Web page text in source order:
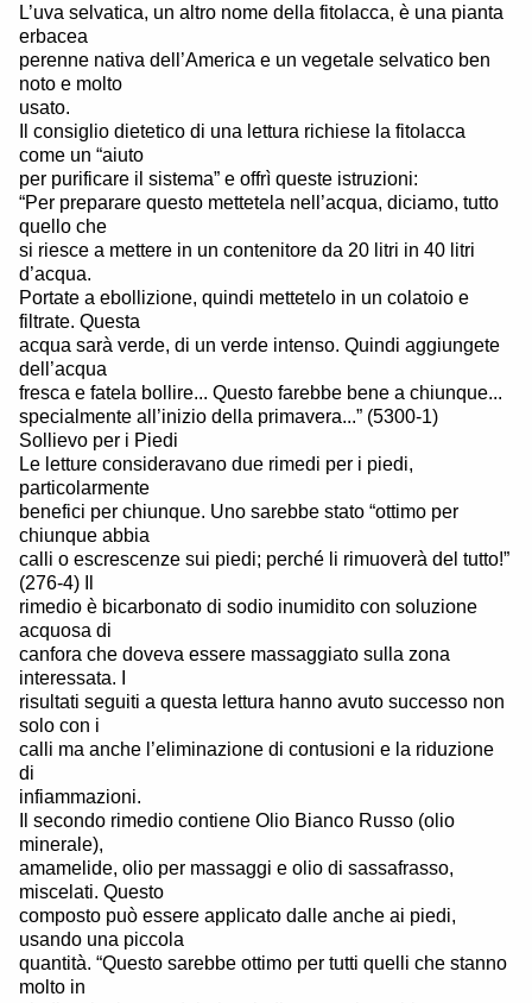
L’uva selvatica, un altro nome della fitolacca, è una pianta
erbacea
perenne nativa dell’America e un vegetale selvatico ben
noto e molto
usato.
Il consiglio dietetico di una lettura richiese la fitolacca
come un “aiuto
per purificare il sistema” e offrì queste istruzioni:
“Per preparare questo mettetela nell’acqua, diciamo, tutto
quello che
si riesce a mettere in un contenitore da 20 litri in 40 litri
d’acqua.
Portate a ebollizione, quindi mettetelo in un colatoio e
filtrate. Questa
acqua sarà verde, di un verde intenso. Quindi aggiungete
dell’acqua
fresca e fatela bollire... Questo farebbe bene a chiunque...
specialmente all’inizio della primavera...” (5300-1)
Sollievo per i Piedi
Le letture consideravano due rimedi per i piedi,
particolarmente
benefici per chiunque. Uno sarebbe stato “ottimo per
chiunque abbia
calli o escrescenze sui piedi; perché li rimuoverà del tutto!”
(276-4) Il
rimedio è bicarbonato di sodio inumidito con soluzione
acquosa di
canfora che doveva essere massaggiato sulla zona
interessata. I
risultati seguiti a questa lettura hanno avuto successo non
solo con i
calli ma anche l’eliminazione di contusioni e la riduzione
di
infiammazioni.
Il secondo rimedio contiene Olio Bianco Russo (olio
minerale),
amamelide, olio per massaggi e olio di sassafrasso,
miscelati. Questo
composto può essere applicato dalle anche ai piedi,
usando una piccola
quantità. “Questo sarebbe ottimo per tutti quelli che stanno
molto in